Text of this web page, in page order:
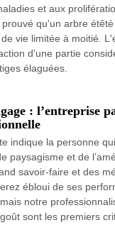
et aux
qu'un arbre
vie limitée à moitié.
d'une partie
élaguées.
: l’entreprise
indique la personne
paysagisme et de
savoir-faire et des
ébloui de ses
notre
sont les premiers